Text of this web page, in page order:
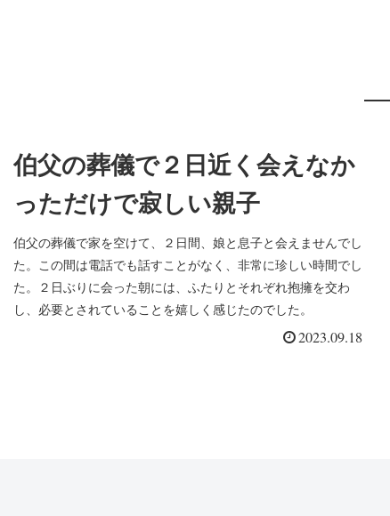
伯父の葬儀で２日近く会えなか
っただけで寂しい親子
伯父の葬儀で家を空けて、２日間、娘と息子と会えませんでし
た。この間は電話でも話すことがなく、非常に珍しい時間でし
た。２日ぶりに会った朝には、ふたりとそれぞれ抱擁を交わ
し、必要とされていることを嬉しく感じたのでした。
2023.09.18